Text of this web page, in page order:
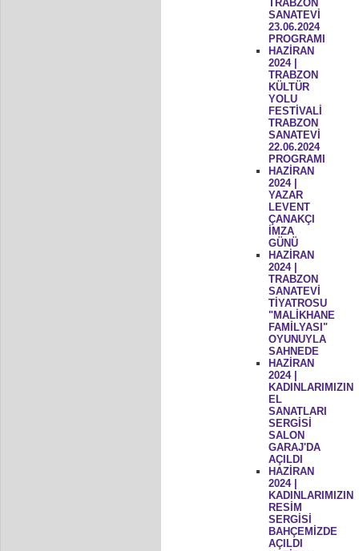
TRABZON
SANATEVİ
23.06.2024
PROGRAMI
HAZİRAN
2024 |
TRABZON
KÜLTÜR
YOLU
FESTİVALİ
TRABZON
SANATEVİ
22.06.2024
PROGRAMI
HAZİRAN
2024 |
YAZAR
LEVENT
ÇANAKÇI
İMZA
GÜNÜ
HAZİRAN
2024 |
TRABZON
SANATEVİ
TİYATROSU
"MALİKHANE
FAMİLYASI"
OYUNUYLA
SAHNEDE
HAZİRAN
2024 |
KADINLARIMIZIN
EL
SANATLARI
SERGİSİ
SALON
GARAJ'DA
AÇILDI
HAZİRAN
2024 |
KADINLARIMIZIN
RESİM
SERGİSİ
BAHÇEMİZDE
AÇILDI